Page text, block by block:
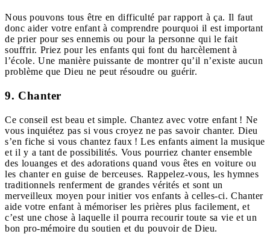
Nous pouvons tous être en difficulté par rapport à ça. Il faut
donc aider votre enfant à comprendre pourquoi il est important
de prier pour ses ennemis ou pour la personne qui le fait
souffrir. Priez pour les enfants qui font du harcèlement à
l’école. Une manière puissante de montrer qu’il n’existe aucun
problème que Dieu ne peut résoudre ou guérir.
9. Chanter
Ce conseil est beau et simple. Chantez avec votre enfant ! Ne
vous inquiétez pas si vous croyez ne pas savoir chanter. Dieu
s’en fiche si vous chantez faux ! Les enfants aiment la musique
et il y a tant de possibilités. Vous pourriez chanter ensemble
des louanges et des adorations quand vous êtes en voiture ou
les chanter en guise de berceuses. Rappelez-vous, les hymnes
traditionnels renferment de grandes vérités et sont un
merveilleux moyen pour initier vos enfants à celles-ci. Chanter
aide votre enfant à mémoriser les prières plus facilement, et
c’est une chose à laquelle il pourra recourir toute sa vie et un
bon pro-mémoire du soutien et du pouvoir de Dieu.